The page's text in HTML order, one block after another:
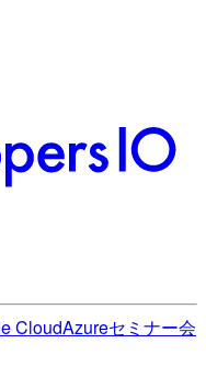
CloudAzureセミナー会